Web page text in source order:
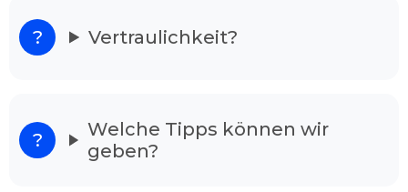
Minuten einsatzbereit.
Unser Schlüsseldienst löst alle Ihre
stehen und verzweifelt sind raten wir Ihnen
Schlüsselnotdienst Duisburg Bergheim
Vertraulichkeit?
Welche Tipps können wir
geben?